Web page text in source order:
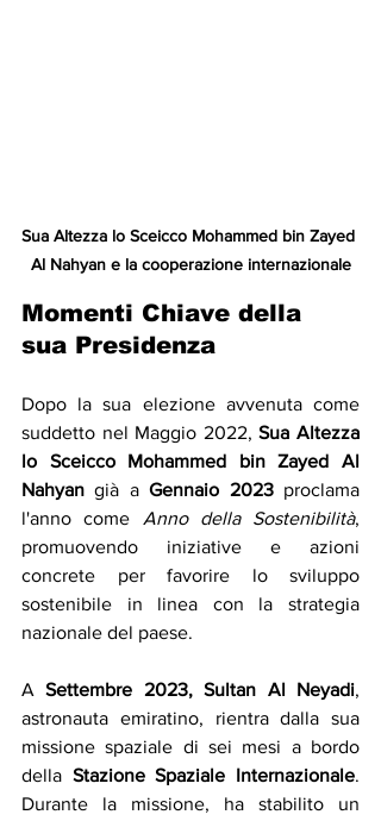
Sua Altezza lo Sceicco Mohammed bin Zayed
Al Nahyan e la cooperazione internazionale
Momenti Chiave della
sua Presidenza
Dopo la sua elezione avvenuta come
suddetto nel Maggio 2022, Sua Altezza
lo Sceicco Mohammed bin Zayed Al
Nahyan già a Gennaio 2023 proclama
l'anno come Anno della Sostenibilità,
promuovendo iniziative e azioni
concrete per favorire lo sviluppo
sostenibile in linea con la strategia
nazionale del paese.
A Settembre 2023, Sultan Al Neyadi,
astronauta emiratino, rientra dalla sua
missione spaziale di sei mesi a bordo
della Stazione Spaziale Internazionale.
Durante la missione, ha stabilito un